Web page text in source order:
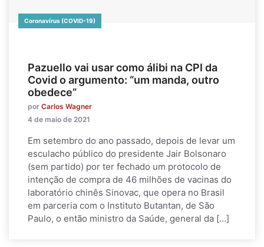
Coronavírus (COVID-19)
Pazuello vai usar como álibi na CPI da
Covid o argumento: “um manda, outro
obedece”
por Carlos Wagner
4 de maio de 2021
Em setembro do ano passado, depois de levar um
esculacho público do presidente Jair Bolsonaro
(sem partido) por ter fechado um protocolo de
intenção de compra de 46 milhões de vacinas do
laboratório chinês Sinovac, que opera no Brasil
em parceria com o Instituto Butantan, de São
Paulo, o então ministro da Saúde, general da […]